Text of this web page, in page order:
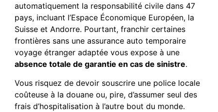
automatiquement la responsabilité civile dans 47
pays, incluant l’Espace Économique Européen, la
Suisse et Andorre. Pourtant, franchir certaines
frontières sans une assurance auto temporaire
voyage étranger adaptée vous expose à une
absence totale de garantie en cas de sinistre.
Vous risquez de devoir souscrire une police locale
coûteuse à la douane ou, pire, d’assumer seul des
frais d’hospitalisation à l’autre bout du monde.